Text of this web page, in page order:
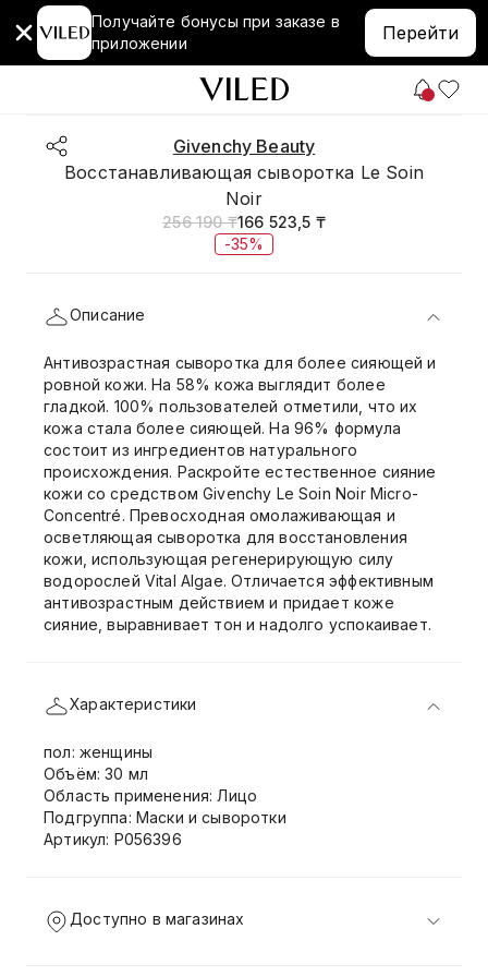
Получайте бонусы при заказе в
приложении
Перейти
Givenchy Beauty
Восстанавливающая сыворотка Le Soin
Noir
256 190 ₸166 523,5 ₸
-35%
Описание
Антивозрастная сыворотка для более сияющей и
ровной кожи. На 58% кожа выглядит более
гладкой. 100% пользователей отметили, что их
кожа стала более сияющей. На 96% формула
состоит из ингредиентов натурального
происхождения. Раскройте естественное сияние
кожи со средством Givenchy Le Soin Noir Micro-
Concentré. Превосходная омолаживающая и
осветляющая сыворотка для восстановления
кожи, использующая регенерирующую силу
водорослей Vital Algae. Отличается эффективным
антивозрастным действием и придает коже
сияние, выравнивает тон и надолго успокаивает.
Характеристики
пол: женщины
Объём: 30 мл
Область применения: Лицо
Подгруппа: Маски и сыворотки
Артикул: P056396
Доступно в магазинах